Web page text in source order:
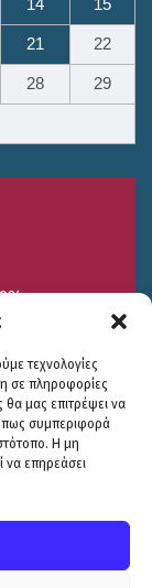
τεχνολογίες
σε πληροφορίες
θα μας επιτρέψει να
συμπεριφορά
Η μη
να επηρεάσει
14 15
21 22
28 29
27/7
20.94oC